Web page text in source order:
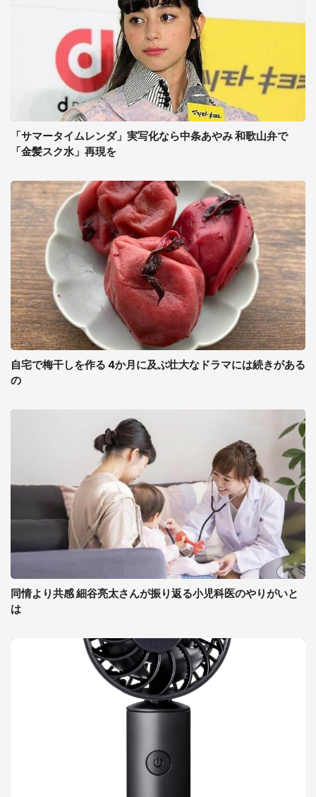
「サマータイムレンダ」実写化なら中条あやみ 和歌山弁で
「金髪スク水」再現を
自宅で梅干しを作る 4か月に及ぶ壮大なドラマには続きがある
の
同情より共感 細谷亮太さんが振り返る小児科医のやりがいと
は